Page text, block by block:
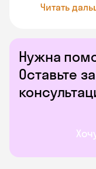
Нужна
Оставьте
Читать